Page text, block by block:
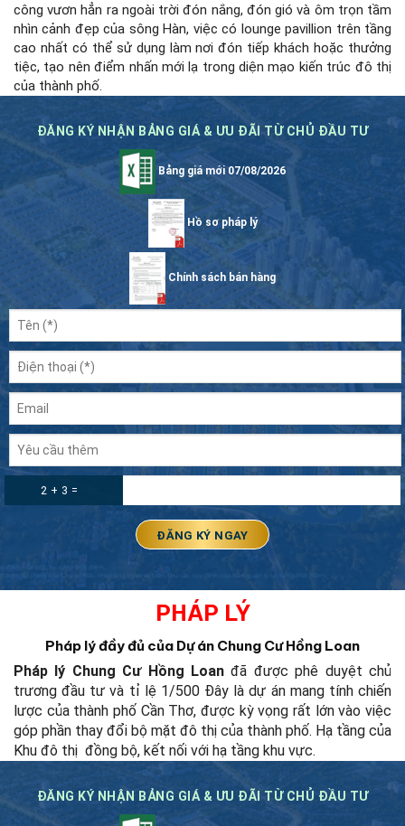
công vươn hẳn ra ngoài trời đón nắng, đón gió và ôm trọn tầm
nhìn cảnh đẹp của sông Hàn, việc có lounge pavillion trên tầng
cao nhất có thể sử dụng làm nơi đón tiếp khách hoặc thưởng
tiệc, tạo nên điểm nhấn mới lạ trong diện mạo kiến trúc đô thị
của thành phố.
ĐĂNG KÝ NHẬN BẢNG GIÁ & ƯU ĐÃI TỪ CHỦ ĐẦU TƯ
Bảng giá mới 07/08/2026
Hồ sơ pháp lý
Chính sách bán hàng
2 + 3 =
PHÁP LÝ
Pháp lý đầy đủ của Dự án Chung Cư Hồng Loan
Pháp lý Chung Cư Hồng Loan đã được phê duyệt chủ
trương đầu tư và tỉ lệ 1/500 Đây là dự án mang tính chiến
lược của thành phố Cần Thơ, được kỳ vọng rất lớn vào việc
góp phần thay đổi bộ mặt đô thị của thành phố. Hạ tầng của
Khu đô thị đồng bộ, kết nối với hạ tầng khu vực.
ĐĂNG KÝ NHẬN BẢNG GIÁ & ƯU ĐÃI TỪ CHỦ ĐẦU TƯ